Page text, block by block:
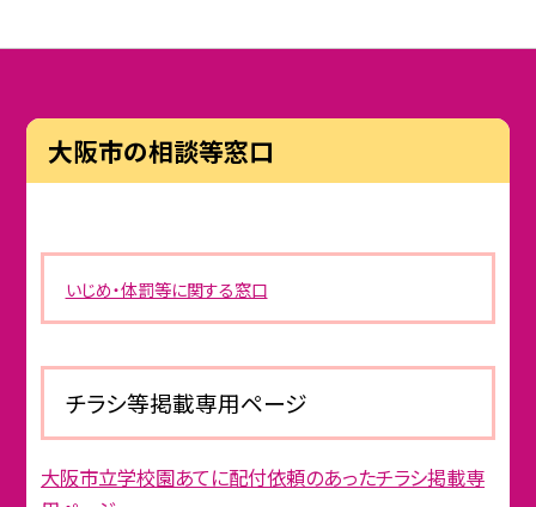
大阪市の相談等窓口
いじめ・体罰等に関する窓口
チラシ等掲載専用ページ
大阪市立学校園あてに配付依頼のあったチラシ掲載専